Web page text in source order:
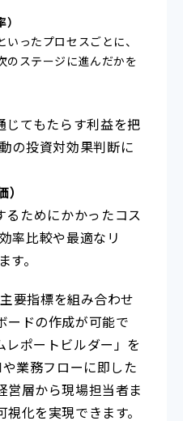
ったプロセスごとに、
のステージに進んだかを
じてもたらす利益を把
の投資対効果判断に
ためにかかったコス
率比較や最適なリ
。
要指標を組み合わせ
ードの作成が可能で
レポートビルダー」を
業務フローに即した
営層から現場担当者ま
化を実現できます。